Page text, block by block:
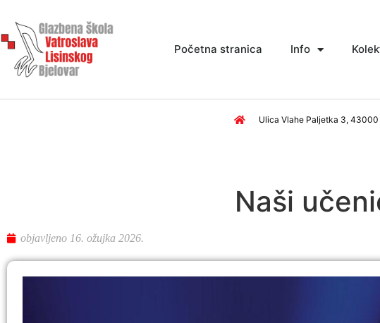
Početna stranica Info
Ulica Vlahe Paljetka 3,
Naši
objavljeno 16. ožujka 2026.